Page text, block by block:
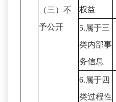
（三）不
予公开
权益
5.属于三
类内部事
务信息
6.属于四
类过程性